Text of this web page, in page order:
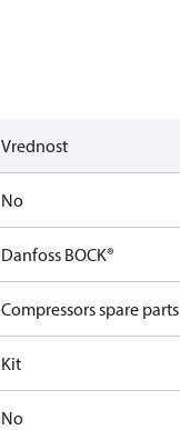
Vrednost
No
Danfoss BOCK®
Compressors spare parts
Kit
No